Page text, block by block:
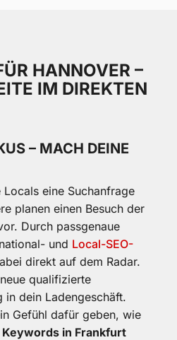
HANNOVER –
IM DIREKTEN
– MACH DEINE
eine Suchanfrage
planen einen Besuch der
Durch passgenaue
und Local-SEO-
direkt auf dem Radar.
qualifizierte
in dein Ladengeschäft.
Gefühl dafür geben, wie
Keywords in Frankfurt